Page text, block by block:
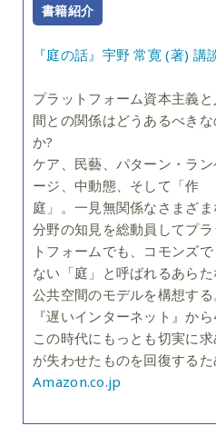
書籍紹介
『庭の話』宇野 常寛 (著)
プラットフォーム資本主義と
間との関係はどうあるべき
か?
ケア、民藝、パターン・ラ
ージ、中動態、そして「作
庭」。一見無関係なさまざま
分野の知見を総動員してプラ
トフォームでも、コモンズで
ない「庭」と呼ばれるあらた
公共空間のモデルを構想する
『遅いインターネット』か
この時代にもっとも切実に
が失わせたものを回復するた
Amazon.co.jp